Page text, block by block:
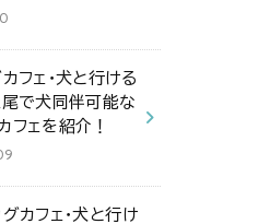
カフェ・犬と行ける
尾で犬同伴可能な
フェを紹介！
グカフェ・犬と行け